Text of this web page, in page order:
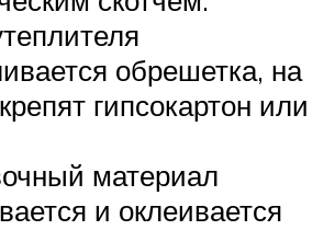
обрешетка, на
гипсокартон или
материал
и оклеивается